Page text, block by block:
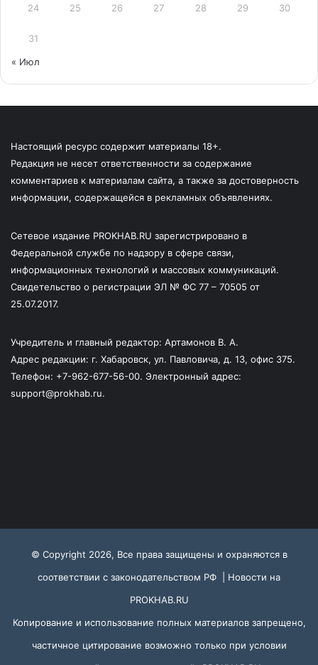
24 25 26 27 28 29 30
31
« Июл
Настоящий ресурс содержит материалы 18+.
Редакция не несет ответственности за содержание
комментариев к материалам сайта, а также за достоверность
информации, содержащейся в рекламных объявлениях.
Сетевое издание PROKHAB.RU зарегистрировано в
Федеральной службе по надзору в сфере связи,
информационных технологий и массовых коммуникаций.
Свидетельство о регистрации ЭЛ № ФС 77 – 70505 от
25.07.2017.
Учредитель и главный редактор: Артамонов В. А.
Адрес редакции: г. Хабаровск, ул. Павловича, д. 13, офис 375.
Телефон: +7-962-677-56-00. Электронный адрес:
support@prokhab.ru.
© Copyright 2026, Все права защищены и охраняются в
соответствии с законодательством РФ | Новости на
PROKHAB.RU
Копирование и использование полных материалов запрещено,
частичное цитирование возможно только при условии